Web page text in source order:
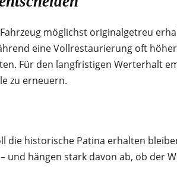
möglichst originalgetreu
eine Vollrestaurierung oft
Für den langfristigen Werterhalt
zu erneuern.
die historische Patina erhalten
und hängen stark davon ab, ob der